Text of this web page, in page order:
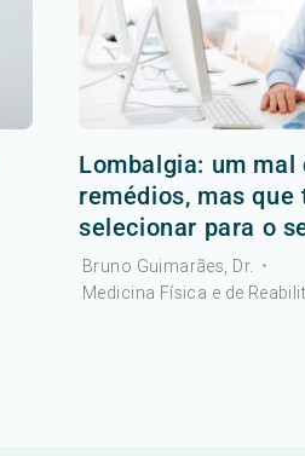
Lombalgia: um mal
remédios, mas
selecionar para o
Bruno Guimarães, Dr. •
Medicina Física e de